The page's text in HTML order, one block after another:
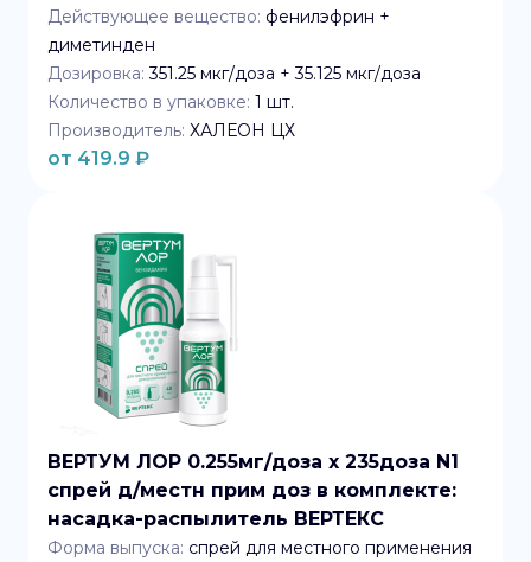
Действующее вещество: фенилэфрин +
диметинден
Дозировка: 351.25 мкг/доза + 35.125 мкг/доза
Количество в упаковке: 1 шт.
Производитель: ХАЛЕОН ЦХ
от 419.9 ₽
ВЕРТУМ ЛОР 0.255мг/доза x 235доза N1
спрей д/местн прим доз в комплекте:
насадка-распылитель ВЕРТЕКС
Форма выпуска: спрей для местного применения